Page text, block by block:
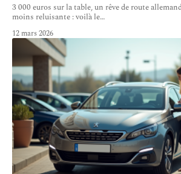
3 000 euros sur la table, un rêve de route
moins reluisante : voilà le…
12 mars 2026